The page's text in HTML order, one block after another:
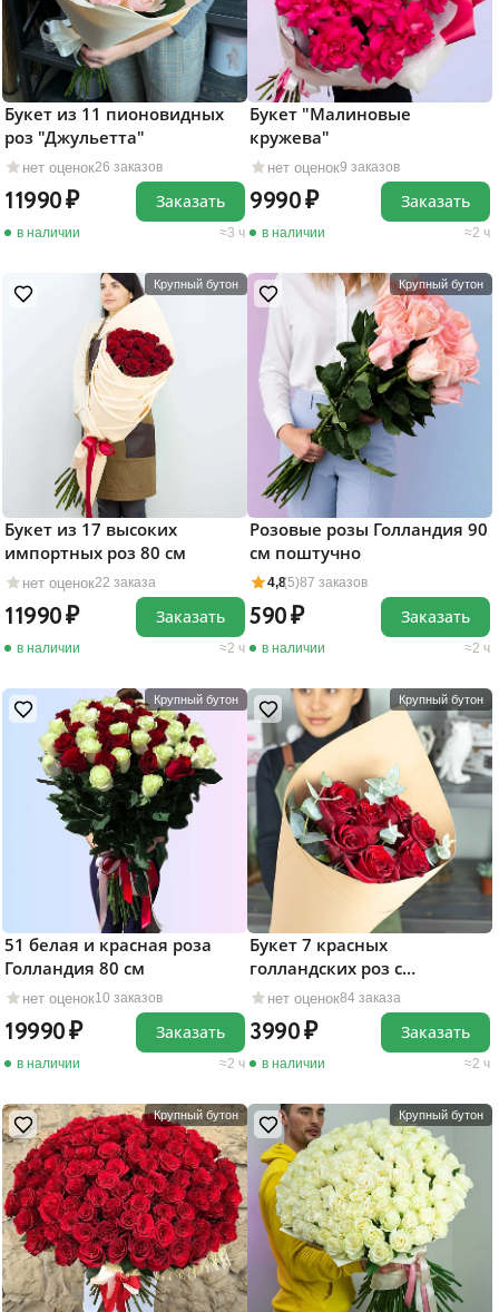
нет оценок26 заказов
Букет из 11 пионовидных
роз "Джульетта"
11990
в наличии 3 ч
Заказать
нет оценок9 заказов
Букет "Малиновые
кружева"
9990
в наличии 2 ч
Заказать
Крупный бутон
нет оценок22 заказа
Букет из 17 высоких
импортных роз 80 см
11990
в наличии 2 ч
Заказать
Крупный бутон
4,8(5)87 заказов
Розовые розы Голландия 90
см поштучно
590
в наличии 2 ч
Заказать
Крупный бутон
нет оценок10 заказов
51 белая и красная роза
Голландия 80 см
19990
в наличии 2 ч
Заказать
Крупный бутон
нет оценок84 заказа
Букет 7 красных
голландских роз с
эвкалиптом
3990
в наличии 2 ч
Заказать
Крупный бутон Крупный бутон